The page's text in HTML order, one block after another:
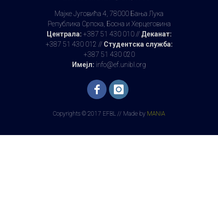
Мајке Југовића 4, 78000 Бања Лука
Република Српска, Босна и Херцеговина
Централа: +387 51 430 010 // Деканат:
+387 51 430 012 // Студентска служба:
+387 51 430 020
Имејл: info@ef.unibl.org
Copyrights © 2017 EFBL // Made by MANIA